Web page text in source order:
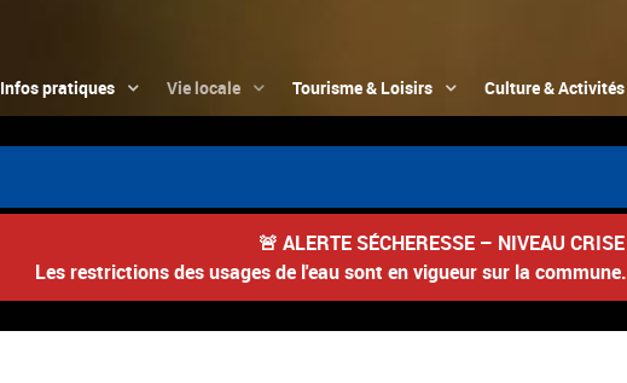
Infos pratiques Vie locale Tourisme & Loisirs Culture & Activités
🚨 ALERTE SÉCHERESSE – NIVEAU CRISE
Les restrictions des usages de l'eau sont en vigueur sur la commune.